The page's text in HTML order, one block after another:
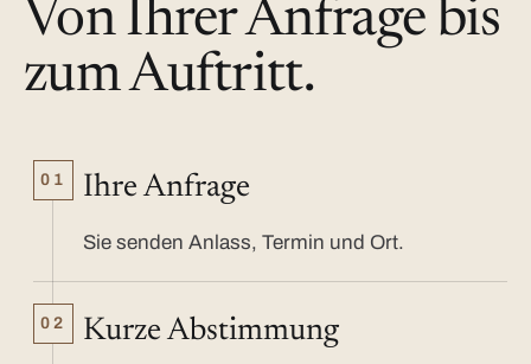
Von Ihrer Anfrage bis
zum Auftritt.
01 Ihre Anfrage
Sie senden Anlass, Termin und Ort.
02 Kurze Abstimmung